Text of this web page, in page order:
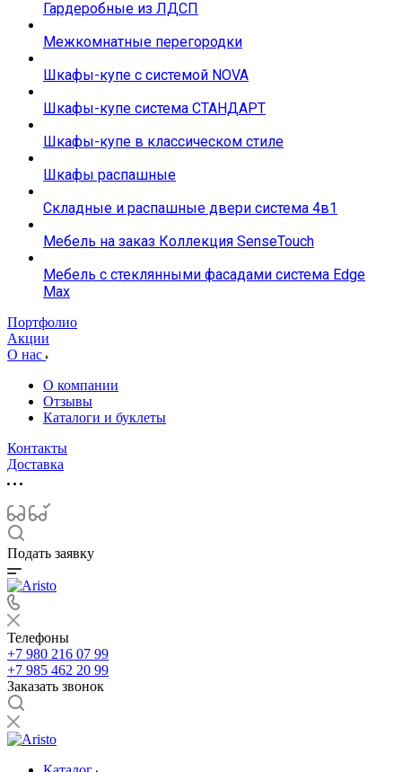
Гардеробные из ЛДСП
Межкомнатные перегородки
Шкафы-купе с системой NOVA
Шкафы-купе система СТАНДАРТ
Шкафы-купе в классическом стиле
Шкафы распашные
Складные и распашные двери система 4в1
Мебель на заказ Коллекция SenseTouch
Мебель с стеклянными фасадами система Edge
Max
Портфолио
Акции
О нас
О компании
Отзывы
Каталоги и буклеты
Контакты
Доставка
Подать заявку
Телефоны
+7 980 216 07 99
+7 985 462 20 99
Заказать звонок